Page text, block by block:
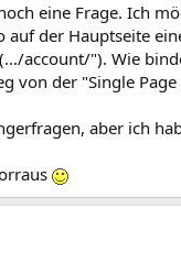
eine Frage. Ich
auf der Hauptseite
account/"). Wie
von der "Single
aber ich